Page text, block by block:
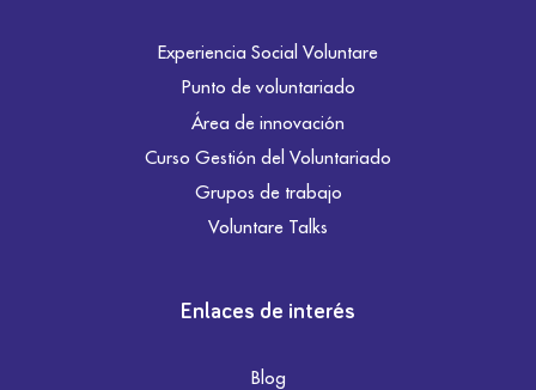
Experiencia Social Voluntare
Punto de voluntariado
Área de innovación
Curso Gestión del Voluntariado
Grupos de trabajo
Voluntare Talks
Enlaces de interés
Blog